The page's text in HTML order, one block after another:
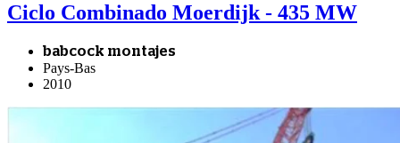
Ciclo Combinado Moerdijk - 435 MW
babcock montajes
Pays-Bas
2010